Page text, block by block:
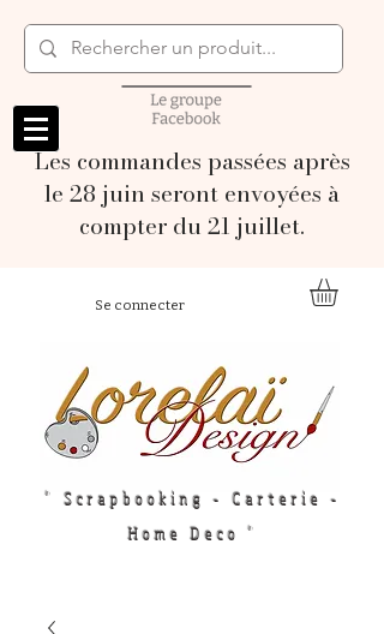
Les commandes passées après
le 28 juin seront envoyées à
compter du 21 juillet.
Se connecter
" Scrapbooking - Carterie -
Home Deco "